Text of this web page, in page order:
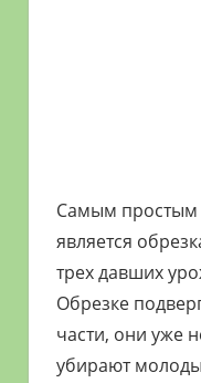
Самым простым
является
трех давших
Обрезке
части, они уже
убирают